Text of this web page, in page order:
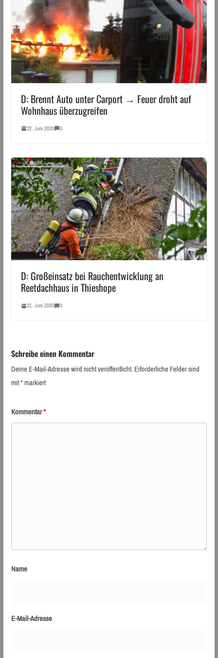
D: Brennt Auto unter Carport → Feuer droht auf
Wohnhaus überzugreifen
22. Juni 2020 0
D: Großeinsatz bei Rauchentwicklung an
Reetdachhaus in Thieshope
21. Juni 2020 0
Schreibe einen Kommentar
Deine E-Mail-Adresse wird nicht veröffentlicht.Erforderliche Felder sind
mit*markiert
Kommentar*
Name
E-Mail-Adresse